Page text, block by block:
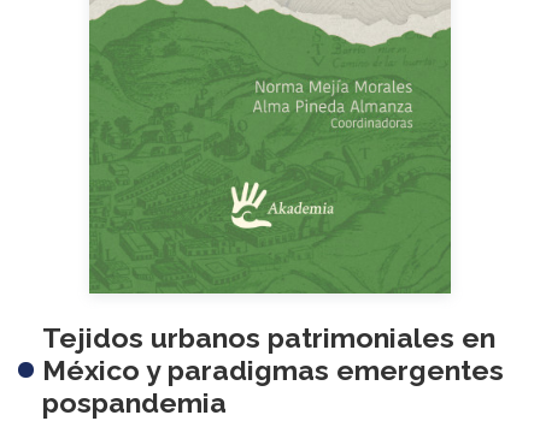
Tejidos urbanos patrimoniales en
México y paradigmas emergentes
pospandemia